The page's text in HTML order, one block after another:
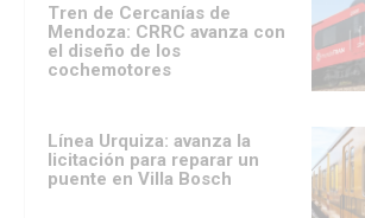
Tren de Cercanías de
Mendoza: CRRC avanza con
el diseño de los
cochemotores
Línea Urquiza: avanza la
licitación para reparar un
puente en Villa Bosch